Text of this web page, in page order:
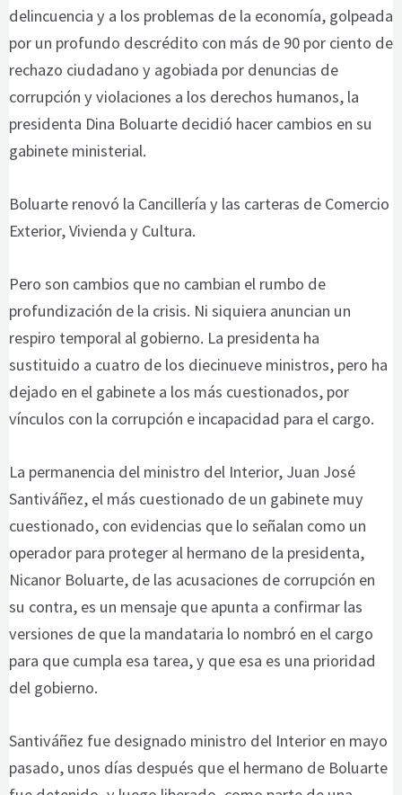
delincuencia y a los problemas de la economía, golpeada
por un profundo descrédito con más de 90 por ciento de
rechazo ciudadano y agobiada por denuncias de
corrupción y violaciones a los derechos humanos, la
presidenta Dina Boluarte decidió hacer cambios en su
gabinete ministerial.
Boluarte renovó la Cancillería y las carteras de Comercio
Exterior, Vivienda y Cultura.
Pero son cambios que no cambian el rumbo de
profundización de la crisis. Ni siquiera anuncian un
respiro temporal al gobierno. La presidenta ha
sustituido a cuatro de los diecinueve ministros, pero ha
dejado en el gabinete a los más cuestionados, por
vínculos con la corrupción e incapacidad para el cargo.
La permanencia del ministro del Interior, Juan José
Santiváñez, el más cuestionado de un gabinete muy
cuestionado, con evidencias que lo señalan como un
operador para proteger al hermano de la presidenta,
Nicanor Boluarte, de las acusaciones de corrupción en
su contra, es un mensaje que apunta a confirmar las
versiones de que la mandataria lo nombró en el cargo
para que cumpla esa tarea, y que esa es una prioridad
del gobierno.
Santiváñez fue designado ministro del Interior en mayo
pasado, unos días después que el hermano de Boluarte